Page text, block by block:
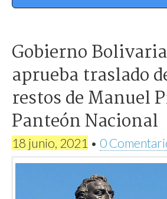
Gobierno
aprueba traslado
restos de Manuel
Panteón Nacional
18 junio, 2021 • 0